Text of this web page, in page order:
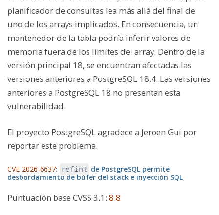
planificador de consultas lea más allá del final de
uno de los arrays implicados. En consecuencia, un
mantenedor de la tabla podría inferir valores de
memoria fuera de los límites del array. Dentro de la
versión principal 18, se encuentran afectadas las
versiones anteriores a PostgreSQL 18.4. Las versiones
anteriores a PostgreSQL 18 no presentan esta
vulnerabilidad.
El proyecto PostgreSQL agradece a Jeroen Gui por
reportar este problema.
CVE-2026-6637: refint de PostgreSQL permite
desbordamiento de búfer del stack e inyección SQL
Puntuación base CVSS 3.1 : 8.8